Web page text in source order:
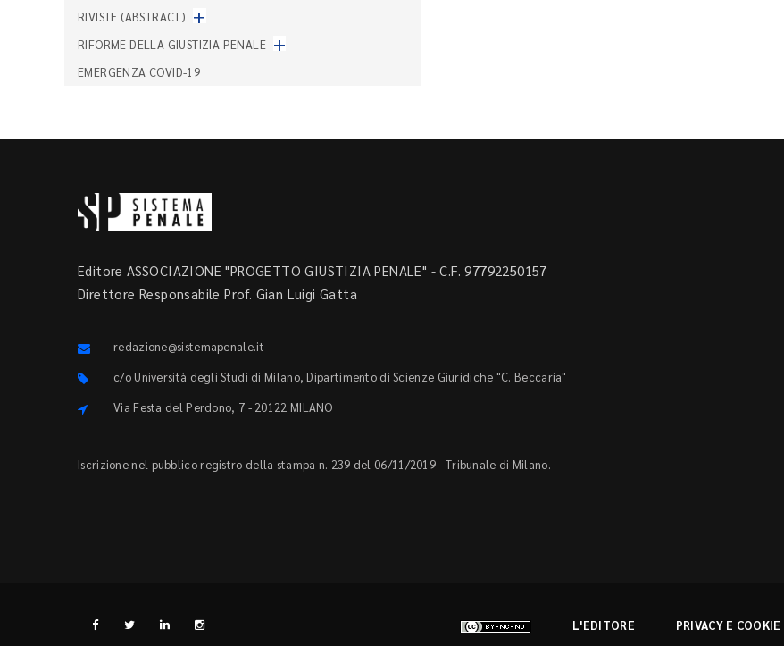
RIVISTE (ABSTRACT) +
RIFORME DELLA GIUSTIZIA PENALE +
EMERGENZA COVID-19
Editore ASSOCIAZIONE "PROGETTO GIUSTIZIA PENALE" - C.F. 97792250157
Direttore Responsabile Prof. Gian Luigi Gatta
redazione@sistemapenale.it
c/o Università degli Studi di Milano, Dipartimento di Scienze Giuridiche "C. Beccaria"
Via Festa del Perdono, 7 - 20122 MILANO
Iscrizione nel pubblico registro della stampa n. 239 del 06/11/2019 - Tribunale di Milano.
L'EDITORE PRIVACY E COOKIE